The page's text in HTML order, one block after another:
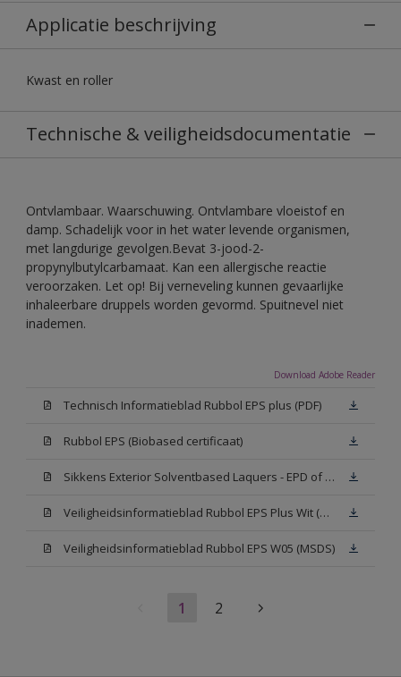
Applicatie beschrijving
Kwast en roller
Technische & veiligheidsdocumentatie
Ontvlambaar. Waarschuwing. Ontvlambare vloeistof en
damp. Schadelijk voor in het water levende organismen,
met langdurige gevolgen.Bevat 3-jood-2-
propynylbutylcarbamaat. Kan een allergische reactie
veroorzaken. Let op! Bij verneveling kunnen gevaarlijke
inhaleerbare druppels worden gevormd. Spuitnevel niet
inademen.
Download Adobe Reader
Technisch Informatieblad Rubbol EPS plus (PDF)
Rubbol EPS (Biobased certificaat)
Sikkens Exterior Solventbased Laquers - EPD of Milieuproductverklaring
Veiligheidsinformatieblad Rubbol EPS Plus Wit (MSDS)
Veiligheidsinformatieblad Rubbol EPS W05 (MSDS)
1 2